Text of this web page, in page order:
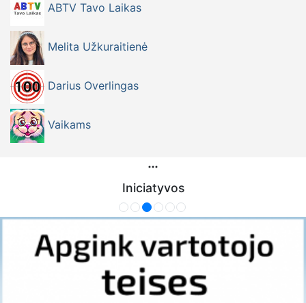
ABTV Tavo Laikas
Melita Užkuraitienė
Darius Overlingas
Vaikams
Iniciatyvos